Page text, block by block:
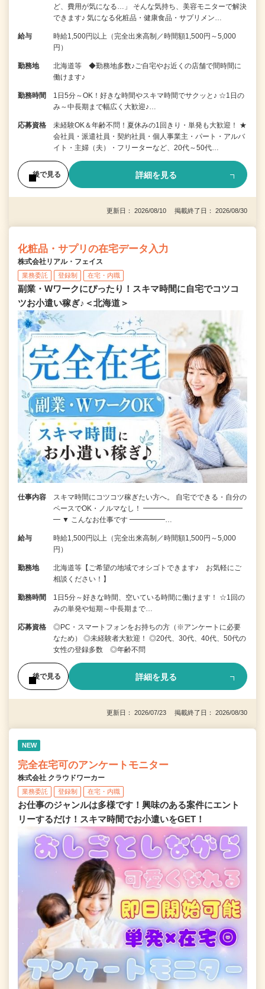
ど、費用が気になる…」 そんな気持ち、美容モニターで解決
できます♪ 気になる化粧品・健康食品・サプリメン…
給与
時給1,500円以上（完全出来高制／時間額1,500円～5,000
円）
勤務地
北海道等 ◆勤務地多数♪ご自宅やお近くの店舗で間時間に
働けます♪
勤務時間
1日5分～OK！好きな時間やスキマ時間でサクッと♪ ☆1日の
み～中長期まで幅広く大歓迎♪…
応募資格
未経験OK＆年齢不問！夏休みの1回きり・単発も大歓迎！ ★
会社員・派遣社員・契約社員・個人事業主・パート・アルバ
イト・主婦（夫）・フリーターなど、20代～50代…
後で見る 詳細を見る
更新日： 2026/08/10 掲載終了日： 2026/08/30
化粧品・サプリの在宅データ入力
株式会社リアル・フェイス
業務委託 登録制 在宅・内職
副業・Wワークにぴったり！スキマ時間に自宅でコツコ
ツお小遣い稼ぎ♪＜北海道＞
仕事内容
スキマ時間にコツコツ稼ぎたい方へ。 自宅でできる・自分の
ペースでOK・ノルマなし！ ━━━━━━━━━━━━━━
━ ▼ こんなお仕事です ━━━━━…
給与
時給1,500円以上（完全出来高制／時間額1,500円～5,000
円）
勤務地
北海道等【ご希望の地域でオシゴトできます♪ お気軽にご
相談ください！】
勤務時間
1日5分～好きな時間、空いている時間に働けます！ ☆1回の
みの単発や短期～中長期まで…
応募資格
◎PC・スマートフォンをお持ちの方（※アンケートに必要
なため） ◎未経験者大歓迎！ ◎20代、30代、40代、50代の
女性の登録多数 ◎年齢不問
後で見る 詳細を見る
更新日： 2026/07/23 掲載終了日： 2026/08/30
NEW
完全在宅可のアンケートモニター
株式会社 クラウドワーカー
業務委託 登録制 在宅・内職
お仕事のジャンルは多様です！興味のある案件にエント
リーするだけ！スキマ時間でお小遣いをGET！